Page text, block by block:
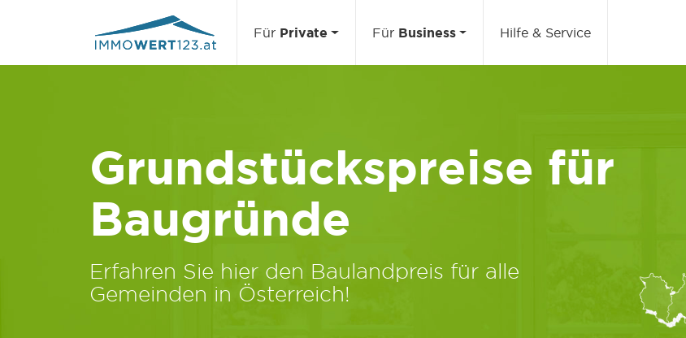
Für Private Für Business Hilfe & Service
Grundstückspreise für
Baugründe
Erfahren Sie hier den Baulandpreis für alle
Gemeinden in Österreich!